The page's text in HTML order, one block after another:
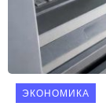
ЭКОНОМИКА